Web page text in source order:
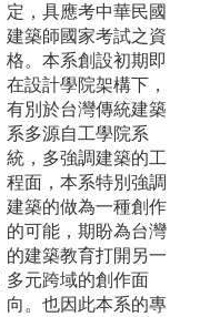
定，具應考中華民國
建築師國家考試之資
格。本系創設初期即
在設計學院架構下，
有別於台灣傳統建築
系多源自工學院系
統，多強調建築的工
程面，本系特別強調
建築的做為一種創作
的可能，期盼為台灣
的建築教育打開另一
多元跨域的創作面
向。也因此本系的專